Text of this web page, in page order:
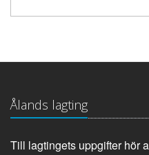
Ålands lagting
Till lagtingets uppgifter hör